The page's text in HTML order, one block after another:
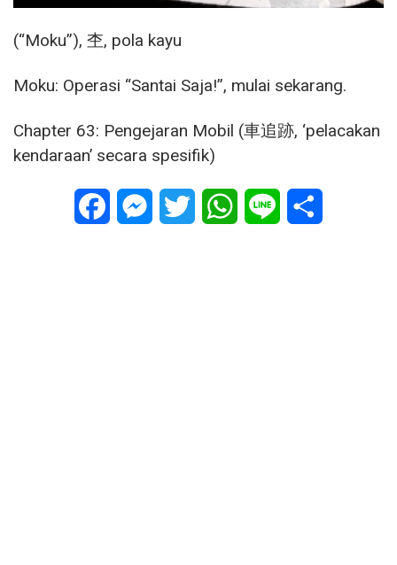
(“Moku”), 杢, pola kayu
Moku: Operasi “Santai Saja!”, mulai sekarang.
Chapter 63: Pengejaran Mobil (車追跡, ‘pelacakan
kendaraan’ secara spesifik)
FacebookMessenger
Twitter WhatsApp
Line